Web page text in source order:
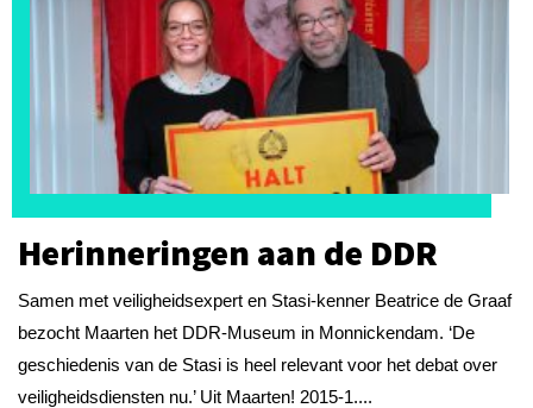
Herinneringen aan de DDR
Samen met veiligheidsexpert en Stasi-kenner Beatrice de Graaf
bezocht Maarten het DDR-Museum in Monnickendam. ‘De
geschiedenis van de Stasi is heel relevant voor het debat over
veiligheidsdiensten nu.’ Uit Maarten! 2015-1....